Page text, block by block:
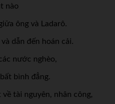
nào
ông và Ladarô.
dẫn đến hoán cải.
nước nghèo,
bình đẳng.
tài nguyên, nhân công,